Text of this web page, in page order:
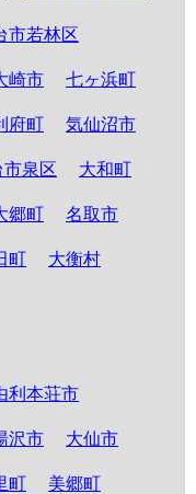
市若林区
崎市 七ヶ浜町
府町 気仙沼市
市泉区 大和町
郷町 名取市
町 大衡村
利本荘市
沢市 大仙市
町 美郷町